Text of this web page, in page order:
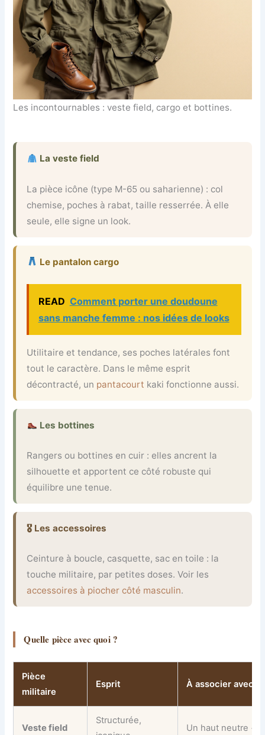
Les incontournables : veste field, cargo et bottines.
La veste field
La pièce icône (type M-65 ou saharienne) : col
chemise, poches à rabat, taille resserrée. À elle
seule, elle signe un look.
Le pantalon cargo
READ Comment porter une doudoune
sans manche femme : nos idées de looks
Utilitaire et tendance, ses poches latérales font
tout le caractère. Dans le même esprit
décontracté, un pantacourt kaki fonctionne aussi.
Les bottines
Rangers ou bottines en cuir : elles ancrent la
silhouette et apportent ce côté robuste qui
équilibre une tenue.
🎖 Les accessoires
Ceinture à boucle, casquette, sac en toile : la
touche militaire, par petites doses. Voir les
accessoires à piocher côté masculin.
Quelle pièce avec quoi ?
Pièce
militaire
Esprit À associer avec
Veste field
Structurée,
Un haut neutre +